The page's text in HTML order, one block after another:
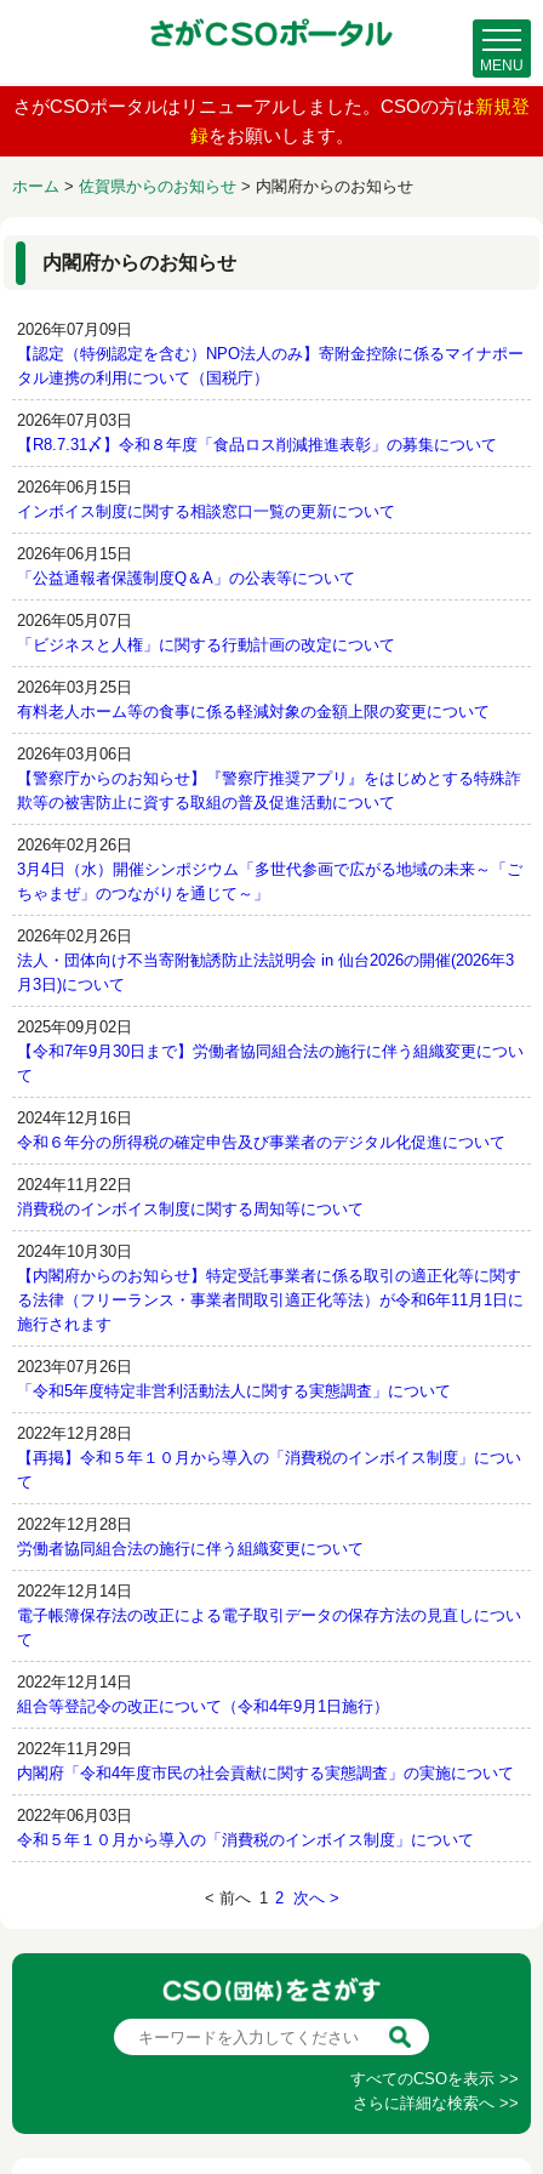
さがCSOポータルはリニューアルしました。CSOの方は新規登
録をお願いします。
ホーム > 佐賀県からのお知らせ > 内閣府からのお知らせ
内閣府からのお知らせ
2026年07月09日
【認定（特例認定を含む）NPO法人のみ】寄附金控除に係るマイナポー
タル連携の利用について（国税庁）
2026年07月03日
【R8.7.31〆】令和８年度「食品ロス削減推進表彰」の募集について
2026年06月15日
インボイス制度に関する相談窓口一覧の更新について
2026年06月15日
「公益通報者保護制度Q＆A」の公表等について
2026年05月07日
「ビジネスと人権」に関する行動計画の改定について
2026年03月25日
有料老人ホーム等の食事に係る軽減対象の金額上限の変更について
2026年03月06日
【警察庁からのお知らせ】『警察庁推奨アプリ』をはじめとする特殊詐
欺等の被害防止に資する取組の普及促進活動について
2026年02月26日
3月4日（水）開催シンポジウム「多世代参画で広がる地域の未来～「ご
ちゃまぜ」のつながりを通じて～」
2026年02月26日
法人・団体向け不当寄附勧誘防止法説明会 in 仙台2026の開催(2026年3
月3日)について
2025年09月02日
【令和7年9月30日まで】労働者協同組合法の施行に伴う組織変更につい
て
2024年12月16日
令和６年分の所得税の確定申告及び事業者のデジタル化促進について
2024年11月22日
消費税のインボイス制度に関する周知等について
2024年10月30日
【内閣府からのお知らせ】特定受託事業者に係る取引の適正化等に関す
る法律（フリーランス・事業者間取引適正化等法）が令和6年11月1日に
施行されます
2023年07月26日
「令和5年度特定非営利活動法人に関する実態調査」について
2022年12月28日
【再掲】令和５年１０月から導入の「消費税のインボイス制度」につい
て
2022年12月28日
労働者協同組合法の施行に伴う組織変更について
2022年12月14日
電子帳簿保存法の改正による電子取引データの保存方法の見直しについ
て
2022年12月14日
組合等登記令の改正について（令和4年9月1日施行）
2022年11月29日
内閣府「令和4年度市民の社会貢献に関する実態調査」の実施について
2022年06月03日
令和５年１０月から導入の「消費税のインボイス制度」について
< 前へ 1 2 次へ >
すべてのCSOを表示 >>
さらに詳細な検索へ >>
MENU